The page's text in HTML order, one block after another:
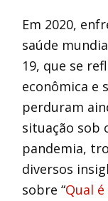
Em 2020,
saúde
19, que se
econômica e
perduram
situação sob
pandemia,
diversos
sobre “Qual